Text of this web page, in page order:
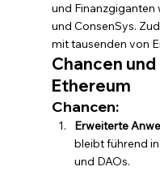
und
und ConsenSys.
mit tausenden von
Chancen
Ethereum
Chancen:
Erweiterte
bleibt führend
und DAOs.